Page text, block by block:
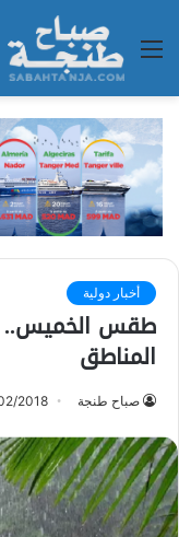
القائمة
أخبار دولية
طقس الخميس..
المناطق
صباح طنجة 2018